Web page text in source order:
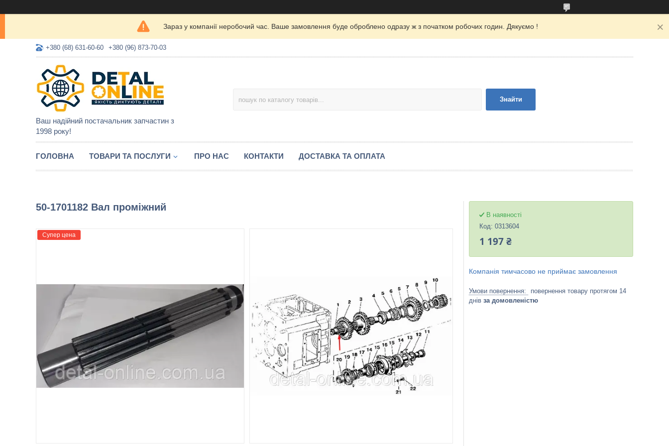
Зараз у компанії неробочий час. Ваше замовлення буде оброблено одразу ж з початком робочих годин. Дякуємо !
+380 (68) 631-60-60 +380 (96) 873-70-03
Ваш надійний постачальник запчастин з
1998 року!
Знайти
ГОЛОВНА ТОВАРИ ТА ПОСЛУГИ ПРО НАС КОНТАКТИ ДОСТАВКА ТА ОПЛАТА
50-1701182 Вал проміжний
Супер цена
В наявності
Код: 0313604
1 197 ₴
Компанія тимчасово не приймає замовлення
повернення товару протягом 14
днів за домовленістю